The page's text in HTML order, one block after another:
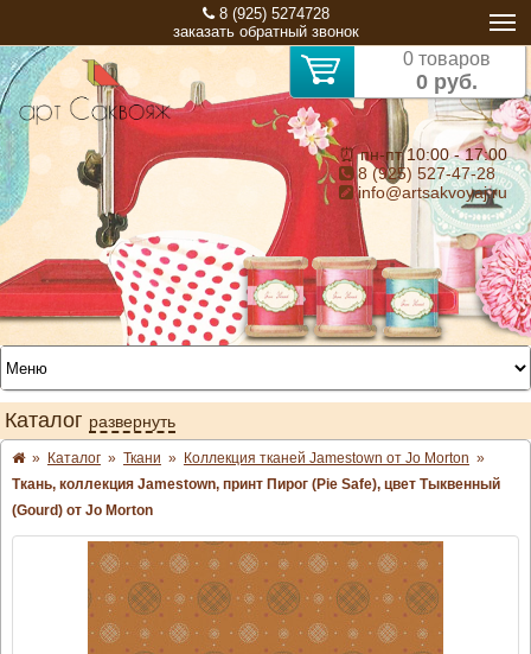
8 (925) 5274728
заказать обратный звонок
0 товаров
0 руб.
⏰ пн-пт 10:00 - 17:00
8 (925) 527-47-28
info@artsakvoyaj.ru
Каталог развернуть
» Каталог » Ткани » Коллекция тканей Jamestown от Jo Morton »
Ткань, коллекция Jamestown, принт Пирог (Pie Safe), цвет Тыквенный
(Gourd) от Jo Morton